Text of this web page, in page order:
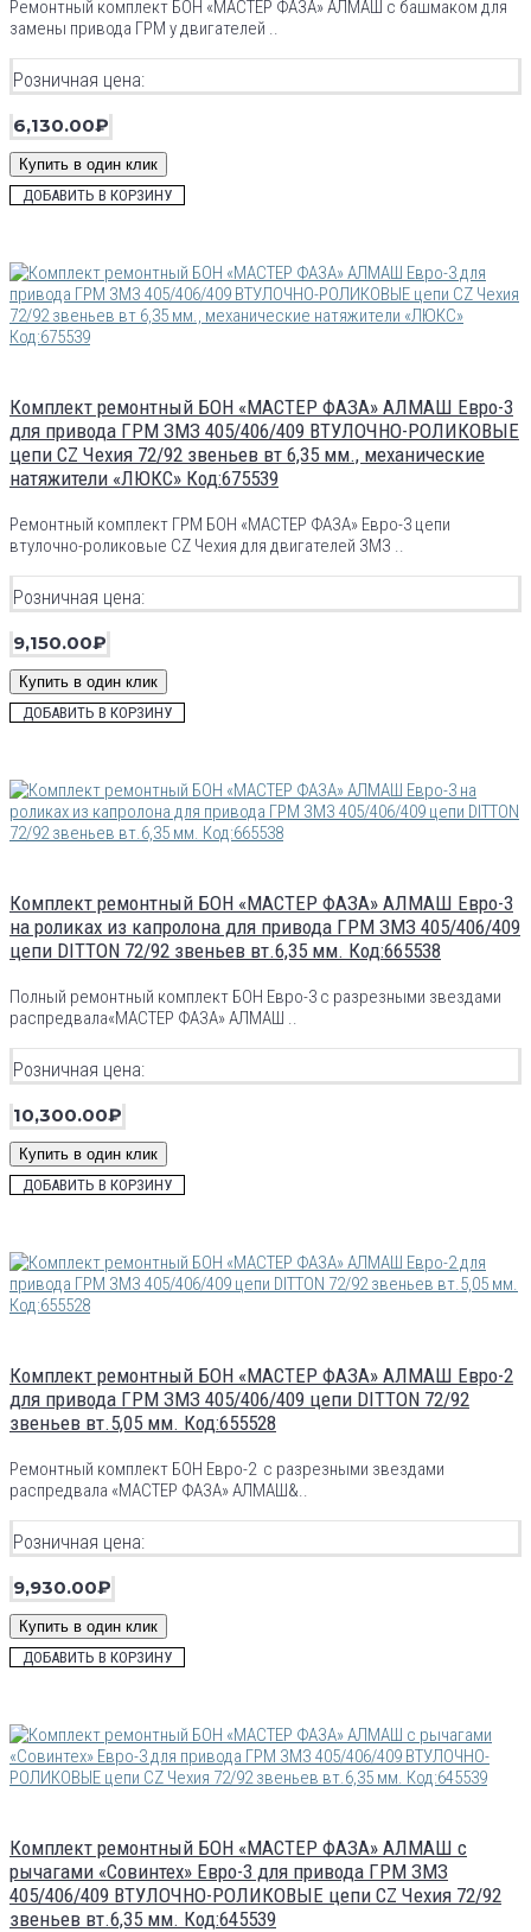
Ремонтный комплект БОН «МАСТЕР ФАЗА» АЛМАШ с башмаком для
замены привода ГРМ у двигателей ..
Розничная цена:
6,130.00₽
Купить в один клик
ДОБАВИТЬ В КОРЗИНУ
Комплект ремонтный БОН «МАСТЕР ФАЗА» АЛМАШ Евро-3
для привода ГРМ ЗМЗ 405/406/409 ВТУЛОЧНО-РОЛИКОВЫЕ
цепи CZ Чехия 72/92 звеньев вт 6,35 мм., механические
натяжители «ЛЮКС» Код:675539
Ремонтный комплект ГРМ БОН «МАСТЕР ФАЗА» Евро-3 цепи
втулочно-роликовые CZ Чехия для двигателей ЗМЗ ..
Розничная цена:
9,150.00₽
Купить в один клик
ДОБАВИТЬ В КОРЗИНУ
Комплект ремонтный БОН «МАСТЕР ФАЗА» АЛМАШ Евро-3
на роликах из капролона для привода ГРМ ЗМЗ 405/406/409
цепи DITTON 72/92 звеньев вт.6,35 мм. Код:665538
Полный ремонтный комплект БОН Евро-3 с разрезными звездами
распредвала«МАСТЕР ФАЗА» АЛМАШ ..
Розничная цена:
10,300.00₽
Купить в один клик
ДОБАВИТЬ В КОРЗИНУ
Комплект ремонтный БОН «МАСТЕР ФАЗА» АЛМАШ Евро-2
для привода ГРМ ЗМЗ 405/406/409 цепи DITTON 72/92
звеньев вт.5,05 мм. Код:655528
Ремонтный комплект БОН Евро-2 с разрезными звездами
распредвала «МАСТЕР ФАЗА» АЛМАШ&..
Розничная цена:
9,930.00₽
Купить в один клик
ДОБАВИТЬ В КОРЗИНУ
Комплект ремонтный БОН «МАСТЕР ФАЗА» АЛМАШ с
рычагами «Совинтех» Евро-3 для привода ГРМ ЗМЗ
405/406/409 ВТУЛОЧНО-РОЛИКОВЫЕ цепи CZ Чехия 72/92
звеньев вт.6,35 мм. Код:645539